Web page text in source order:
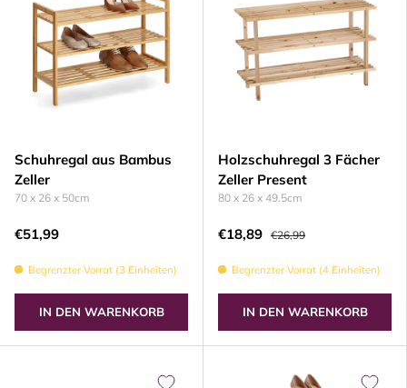
Schuhregal aus Bambus
Zeller
70 x 26 x 50cm
€51,99
Begrenzter Vorrat (3 Einheiten)
IN DEN WARENKORB
Holzschuhregal 3 Fächer
Zeller Present
80 x 26 x 49.5cm
€18,89 €26,99
Begrenzter Vorrat (4 Einheiten)
IN DEN WARENKORB